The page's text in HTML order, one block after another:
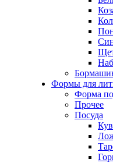
Формы для
Форма
Прочее
Посуда